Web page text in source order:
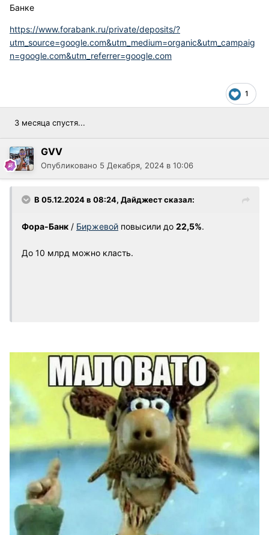
Банке
https://www.forabank.ru/private/deposits/?
utm_source=google.com&utm_medium=organic&utm_campaig
n=google.com&utm_referrer=google.com
1
3 месяца спустя...
GVV
Опубликовано 5 Декабря, 2024 в 10:06
В 05.12.2024 в 08:24, Дайджестсказал:
Фора-Банк / Биржевой повысили до 22,5%.
До 10 млрд можно класть.